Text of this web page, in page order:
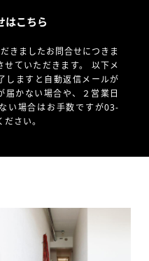
はこちら
きましたお問合せにつきま
ていただきます。 以下メ
しますと自動返信メールが
かない場合や、
２営業日
い場合はお手数ですが03-
さい。